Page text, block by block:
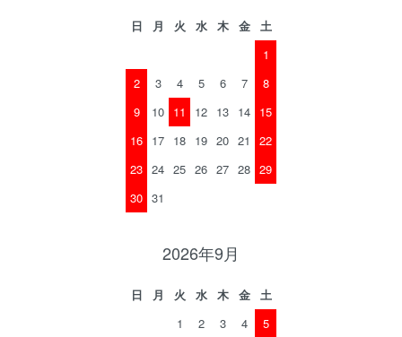
日 月 火 水 木 金
土
1
2
3 4 5 6 7
8
9
10 11 12 13 14 15
16 17 18 19 20 21
22
23 24 25 26 27 28 29
30 31
2026年9月
日 月 火 水 木 金
土
1
2 3 4
5